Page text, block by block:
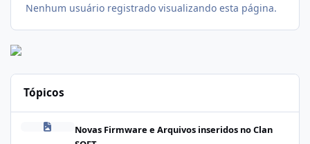
Nenhum usuário registrado visualizando esta página.
Tópicos
Novas Firmware e Arquivos inseridos no Clan